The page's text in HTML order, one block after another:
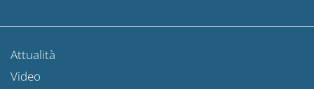
Attualità
Video